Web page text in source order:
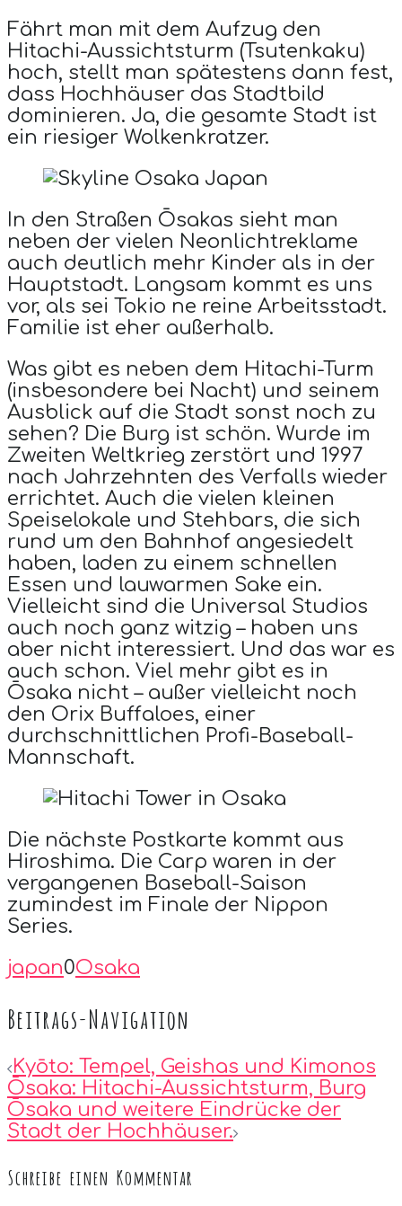
Fährt man mit dem Aufzug den
Hitachi-Aussichtsturm (Tsutenkaku)
hoch, stellt man spätestens dann fest,
dass Hochhäuser das Stadtbild
dominieren. Ja, die gesamte Stadt ist
ein riesiger Wolkenkratzer.
In den Straßen Ōsakas sieht man
neben der vielen Neonlichtreklame
auch deutlich mehr Kinder als in der
Hauptstadt. Langsam kommt es uns
vor, als sei Tokio ne reine Arbeitsstadt.
Familie ist eher außerhalb.
Was gibt es neben dem Hitachi-Turm
(insbesondere bei Nacht) und seinem
Ausblick auf die Stadt sonst noch zu
sehen? Die Burg ist schön. Wurde im
Zweiten Weltkrieg zerstört und 1997
nach Jahrzehnten des Verfalls wieder
errichtet. Auch die vielen kleinen
Speiselokale und Stehbars, die sich
rund um den Bahnhof angesiedelt
haben, laden zu einem schnellen
Essen und lauwarmen Sake ein.
Vielleicht sind die Universal Studios
auch noch ganz witzig – haben uns
aber nicht interessiert. Und das war es
auch schon. Viel mehr gibt es in
Ōsaka nicht – außer vielleicht noch
den Orix Buffaloes, einer
durchschnittlichen Profi-Baseball-
Mannschaft.
Die nächste Postkarte kommt aus
Hiroshima. Die Carp waren in der
vergangenen Baseball-Saison
zumindest im Finale der Nippon
Series.
japan0Osaka
Beitrags-Navigation
Kyōto: Tempel, Geishas und Kimonos
Ōsaka: Hitachi-Aussichtsturm, Burg
Ōsaka und weitere Eindrücke der
Stadt der Hochhäuser.
Schreibe einen Kommentar